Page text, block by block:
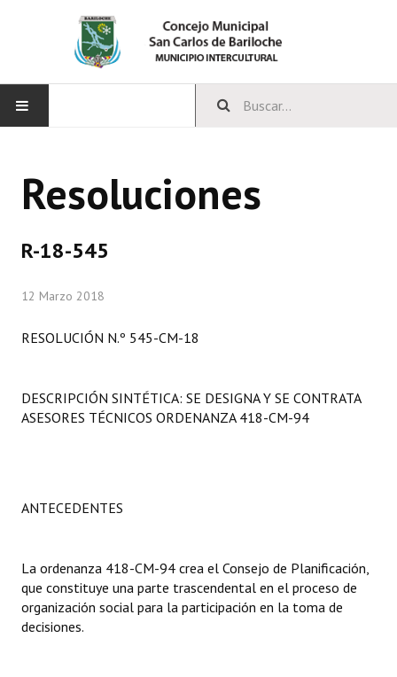
CONCEJO
Comisiones Especiales
Programas
Carta Orgánica 2007
Reglamento Interno
Resoluciones
R-18-545
12 Marzo 2018
RESOLUCIÓN N.º 545-CM-18
DESCRIPCIÓN SINTÉTICA: SE DESIGNA Y SE CONTRATA
ASESORES TÉCNICOS ORDENANZA 418-CM-94
ANTECEDENTES
La ordenanza 418-CM-94 crea el Consejo de Planificación,
que constituye una parte trascendental en el proceso de
organización social para la participación en la toma de
decisiones.